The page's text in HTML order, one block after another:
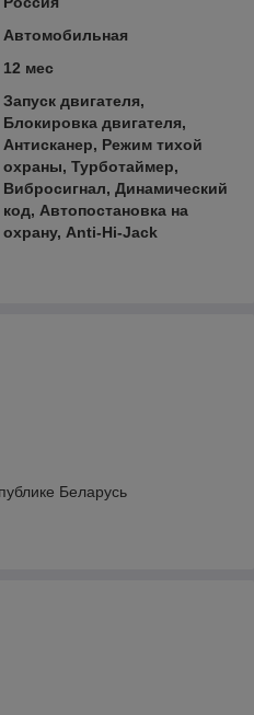
Автомобильная
12 мес
Запуск двигателя,
Блокировка двигателя,
Антисканер, Режим тихой
охраны, Турботаймер,
Вибросигнал, Динамический
код, Автопостановка на
охрану, Anti-Hi-Jack
Беларусь